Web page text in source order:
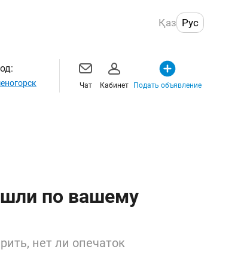
Қаз Рус
Чат Кабинет Подать объявление
по вашему
нет ли опечаток